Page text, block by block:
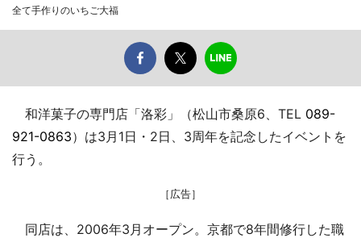
全て手作りのいちご大福
和洋菓子の専門店「洛彩」（松山市桑原6、TEL 089-
921-0863）は3月1日・2日、3周年を記念したイベントを
行う。
［広告］
同店は、2006年3月オープン。京都で8年間修行した職